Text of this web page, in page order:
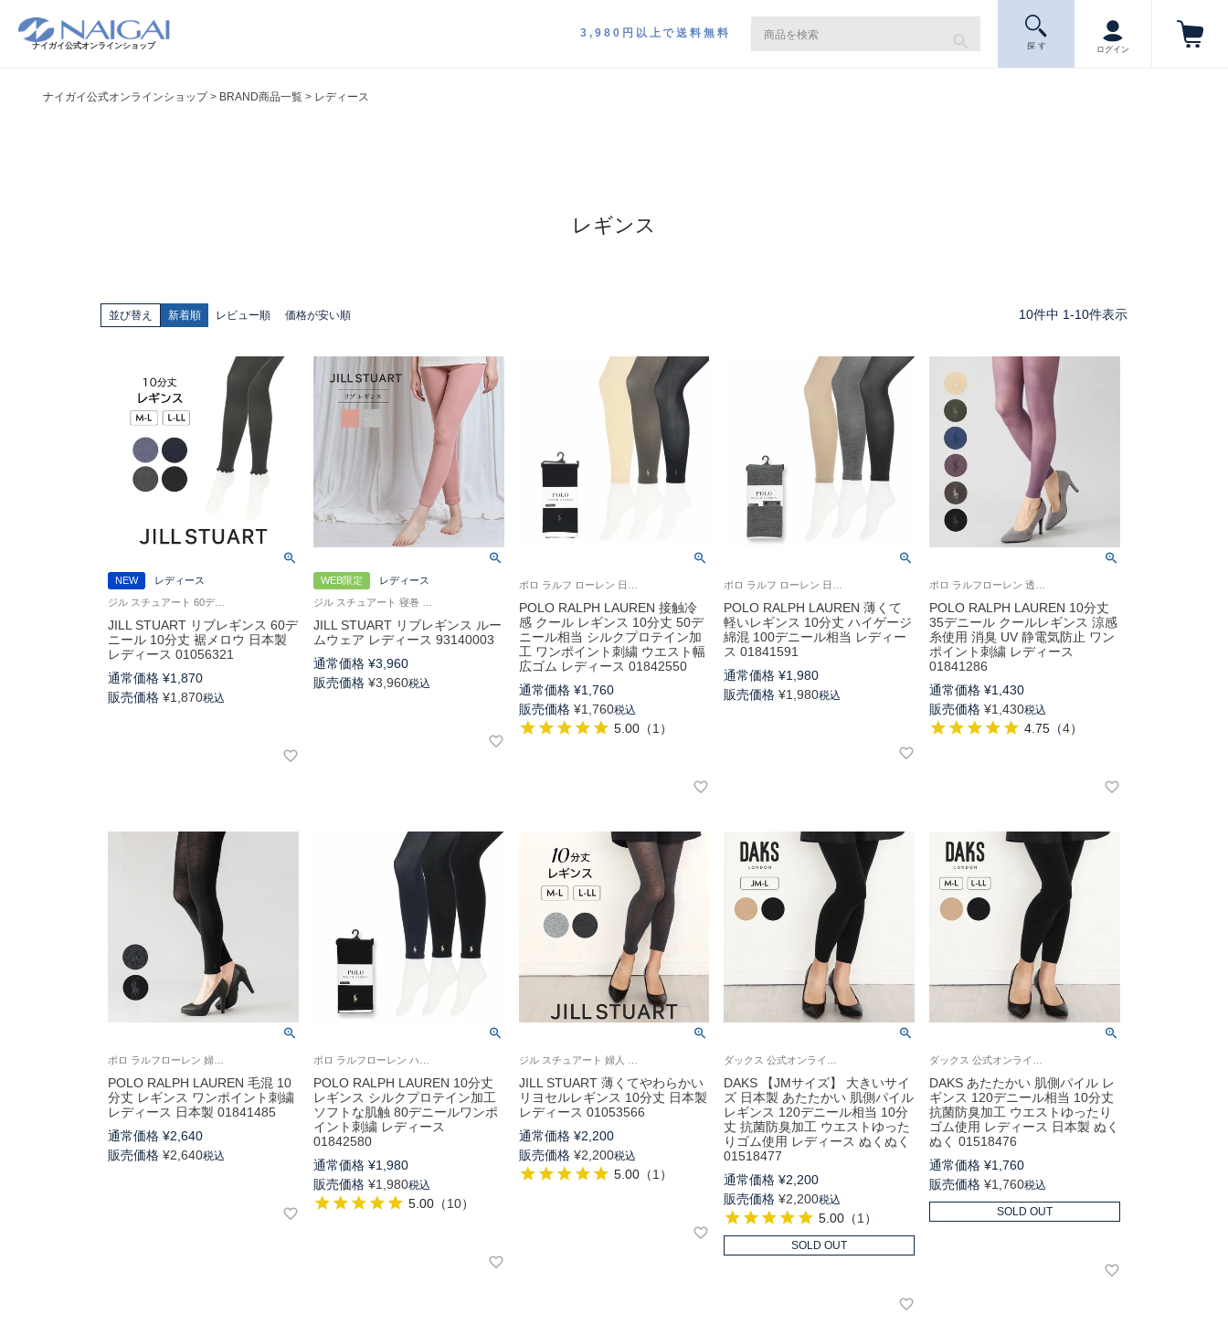
ナイガイ公式オンラインショップ
3,980円以上で送料無料
探 す ログイン
ナイガイ公式オンラインショップ BRAND商品一覧 レディース
レギンス
並び替え 新着順 レビュー順 価格が安い順 10件中 1-10件表示
NEW
レディース
JILL STUART リブレギンス 60デ
ニール 10分丈 裾メロウ 日本製
レディース 01056321
通常価格 ¥1,870
販売価格 ¥1,870税込
WEB限定
レディース
JILL STUART リブレギンス ルー
ムウェア レディース 93140003
通常価格 ¥3,960
販売価格 ¥3,960税込
POLO RALPH LAUREN 接触冷
感 クール レギンス 10分丈 50デ
ニール相当 シルクプロテイン加
工 ワンポイント刺繍 ウエスト幅
広ゴム レディース 01842550
通常価格 ¥1,760
販売価格 ¥1,760税込
5.00（1 ）
POLO RALPH LAUREN 薄くて
軽いレギンス 10分丈 ハイゲージ
綿混 100デニール相当 レディー
ス 01841591
通常価格 ¥1,980
販売価格 ¥1,980税込
POLO RALPH LAUREN 10分丈
35デニール クールレギンス 涼感
糸使用 消臭 UV 静電気防止 ワン
ポイント刺繍 レディース
01841286
通常価格 ¥1,430
販売価格 ¥1,430税込
4.75 （4）
POLO RALPH LAUREN 毛混 10
分丈 レギンス ワンポイント刺繍
レディース 日本製 01841485
通常価格 ¥2,640
販売価格 ¥2,640税込
POLO RALPH LAUREN 10分丈
レギンス シルクプロテイン加工
ソフトな肌触 80デニールワンポ
イント刺繍 レディース
01842580
通常価格 ¥1,980
販売価格 ¥1,980税込
5.00（10）
JILL STUART 薄くてやわらかい
リヨセルレギンス 10分丈 日本製
レディース 01053566
通常価格 ¥2,200
販売価格 ¥2,200税込
5.00（1 ）
DAKS 【JMサイズ】 大きいサイ
ズ 日本製 あたたかい 肌側パイル
レギンス 120デニール相当 10分
丈 抗菌防臭加工 ウエストゆった
りゴム使用 レディース ぬくぬく
01518477
通常価格 ¥2,200
販売価格 ¥2,200税込
5.00 （1 ）
SOLD OUT
DAKS あたたかい 肌側パイル レ
ギンス 120デニール相当 10分丈
抗菌防臭加工 ウエストゆったり
ゴム使用 レディース 日本製 ぬく
ぬく 01518476
通常価格 ¥1,760
販売価格 ¥1,760税込
SOLD OUT